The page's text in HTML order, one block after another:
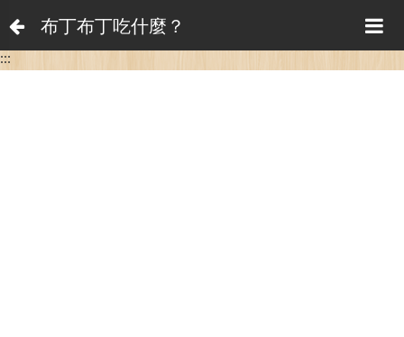
布丁布丁吃什麼？
:::